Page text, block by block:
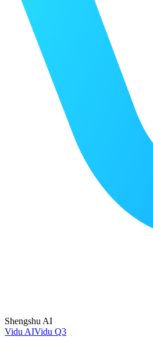
Shengshu AI
Vidu AIVidu Q3